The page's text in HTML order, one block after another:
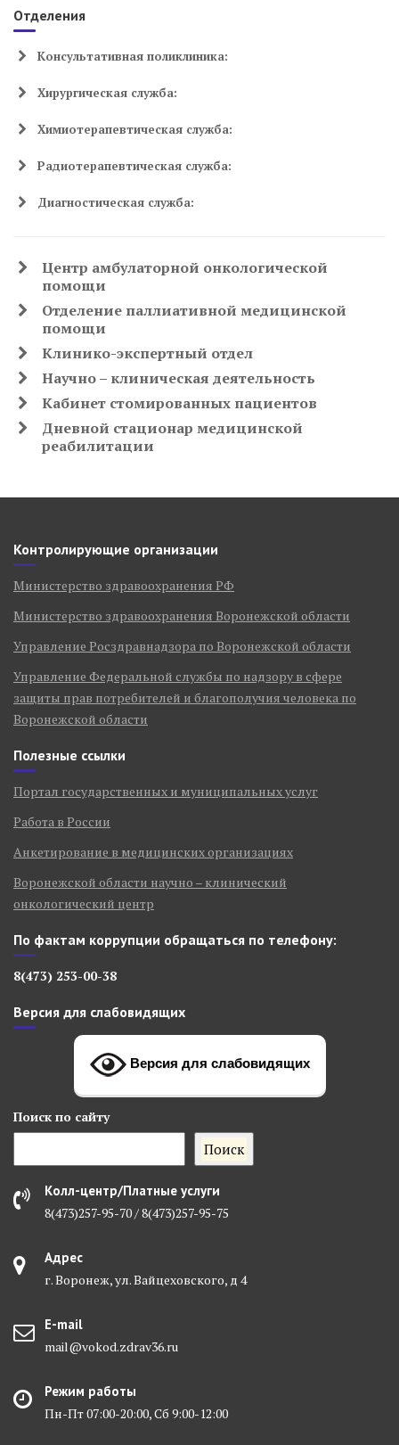
Отделения
Консультативная поликлиника:
Хирургическая служба:
Химиотерапевтическая служба:
Радиотерапевтическая служба:
Диагностическая служба:
Центр амбулаторной онкологической
помощи
Отделение паллиативной медицинской
помощи
Клинико-экспертный отдел
Научно – клиническая деятельность
Кабинет стомированных пациентов
Дневной стационар медицинской
реабилитации
Контролирующие организации
Министерство здравоохранения РФ
Министерство здравоохранения Воронежской области
Управление Росздравнадзора по Воронежской области
Управление Федеральной службы по надзору в сфере
защиты прав потребителей и благополучия человека по
Воронежской области
Полезные ссылки
Портал государственных и муниципальных услуг
Работа в России
Анкетирование в медицинских организациях
Воронежской области научно – клинический
онкологический центр
По фактам коррупции обращаться по телефону:
8(473) 253-00-38
Версия для слабовидящих
Версия для слабовидящих
Поиск по сайту
Поиск
Колл-центр/Платные услуги
8(473)257-95-70 / 8(473)257-95-75
Адрес
г. Воронеж, ул. Вайцеховского, д 4
E-mail
mail@vokod.zdrav36.ru
Режим работы
Пн-Пт 07:00-20:00, Сб 9:00-12:00